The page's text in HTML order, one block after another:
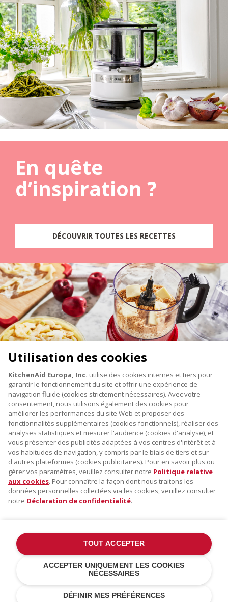
En quête
d’inspiration ?
DÉCOUVRIR TOUTES LES RECETTES
À PROPOS DE KITCHENAID
À propos de KitchenAid
Histoire de la marque
Communiqués de presse
ODR
NOS PRODUITS
Petits électroménagers
Matériel de cuisine
Accessoires
SERVICE CLIENT
Trouver un magasin
©2022 Tous droits réservés. KitchenAid et la forme du robot pâtissier
multifonction sont des marques déposées aux États Unis et dans
d'autres pays .Déclaration de confidentialité.Cookies.Autres pays
Utilisation des cookies
KitchenAid Europa, Inc. utilise des cookies internes et tiers pour
garantir le fonctionnement du site et offrir une expérience de
navigation fluide (cookies strictement nécessaires). Avec votre
consentement, nous utilisons également des cookies pour
améliorer les performances du site Web et proposer des
fonctionnalités supplémentaires (cookies fonctionnels), réaliser des
analyses statistiques et mesurer l'audience (cookies d'analyse), et
vous présenter des publicités adaptées à vos centres d'intérêt et à
vos habitudes de navigation, y compris par le biais de tiers et sur
d'autres plateformes (cookies publicitaires). Pour en savoir plus ou
gérer vos paramètres, veuillez consulter notre Politique relative
aux cookies. Pour connaître la façon dont nous traitons les
données personnelles collectées via les cookies, veuillez consulter
notre Déclaration de confidentialité.
DÉFINIR MES PRÉFÉRENCES
ACCEPTER UNIQUEMENT LES COOKIES
NÉCESSAIRES
TOUT ACCEPTER